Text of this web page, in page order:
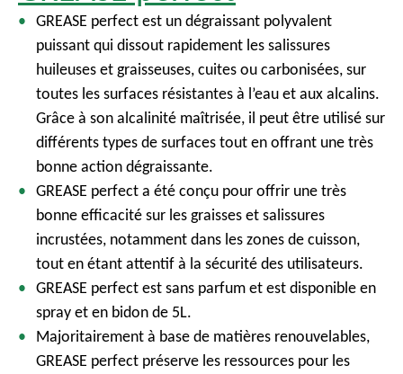
GREASE perfect est un dégraissant polyvalent
puissant qui dissout rapidement les salissures
huileuses et graisseuses, cuites ou carbonisées, sur
toutes les surfaces résistantes à l’eau et aux alcalins.
Grâce à son alcalinité maîtrisée, il peut être utilisé sur
différents types de surfaces tout en offrant une très
bonne action dégraissante.
GREASE perfect a été conçu pour offrir une très
bonne efficacité sur les graisses et salissures
incrustées, notamment dans les zones de cuisson,
tout en étant attentif à la sécurité des utilisateurs.
GREASE perfect est sans parfum et est disponible en
spray et en bidon de 5L.
Majoritairement à base de matières renouvelables,
GREASE perfect préserve les ressources pour les